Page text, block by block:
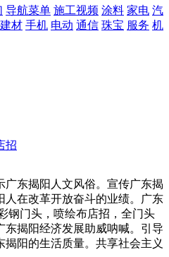
导航菜单 施工视频 涂料 家电 汽
建材 手机 电动 通信 珠宝 服务 机
招
东揭阳人文风俗。宣传广东揭
人在改革开放奋斗的业绩。广东
钢门头，喷绘布店招，全门头
东揭阳经济发展助威呐喊。引导
阳的生活质量。共享社会主义